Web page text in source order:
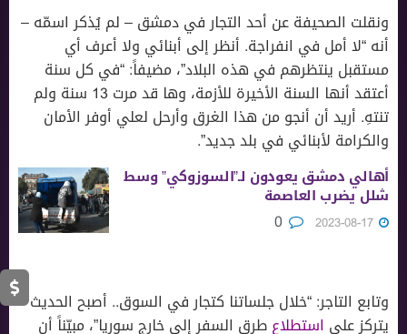
ونقلت الصحيفة عن أحد التجار في دمشق – لم يُذكر اسمّه –
أنه “لا أمل في انفراجة. أنظر إلى أبنائي ولا أعرف أي
مستقبل ينتظرهم في هذه البلاد”، مضيفاً: “في كل سنة
أعتقد أنها السنة الأخيرة للأزمة، وها قد مرت 13 سنة ولم
تنتهِ. أريد أن أنجو من هذا الغرق وأرحل لعلي أوفر الأمان
والكرامة لأبنائي في بلد جديد”.
أهالي دمشق يعودون لـ”السوزوكي” وسط
شلل يضرب العاصمة
وتابع التاجر: “خلال جلساتنا كتجار في السوق.. أصبح الحديث
يتركز على استطلاعطرق السفر إلى خارج سوريا”، مبيّناً أن